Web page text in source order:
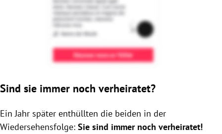
Sind sie immer noch verheiratet?
Ein Jahr später enthüllten die beiden in der
Wiedersehensfolge: Sie sind immer noch verheiratet!